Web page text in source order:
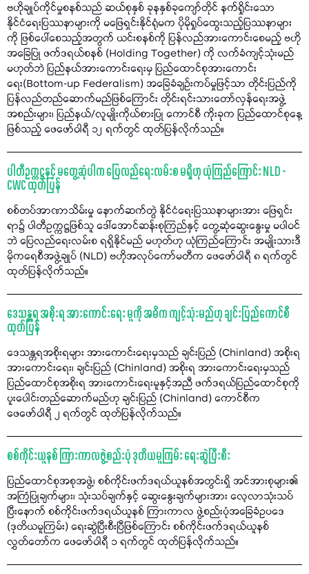
ဗဟိုချုပ်ကိုင်မှုစနစ်သည် ဆယ်စုနှစ် ခုနနှစ်ခုကျော်တိုင် နက်ရှိုင်းသော
နိုင်ငံရေးပြဿနာများကို မဖြေရှင်းနိုင်ရုံမက ပိုမိုရှုပ်ထွေးသည့်ပြဿနာများ
ကို ဖြစ်ပေါ်စေသည့်အတွက် ယင်းစနစ်ကို ပြန်လည်အားကောင်းစေမည့် ဗဟို
အခြေပြု ဖက်ဒရယ်စနစ် (Holding Together) ကို လက်ခံကျင့်သုံးမည်
မဟုတ်ဘဲ ပြည်နယ်အားကောင်းရေးမှ ပြည်ထောင်စုအားကောင်း
ရေး(Bottom-up Federalism) အခြေခံချဉ်းကပ်မှုဖြင့်သာ တိုင်းပြည်ကို
ပြန်လည်တည်ဆောက်မည်ဖြစ်ကြောင်း တိုင်းရင်းသားတော်လှန်ရေးအဖွဲ့
အစည်းများ၊ ပြည်နယ်/လူမျိုးကိုယ်စားပြု ကောင်စီ ကိုးခုက ပြည်ထောင်စုနေ့
ဖြစ်သည့် ဖေဖော်ဝါရီ ၁၂ ရက်တွင် ထုတ်ပြန်လိုက်သည်။
ပါတီဥက္ကဋ္ဌနှင့် မတွေ့ဆုံပါက ပြေလည်ရေးလမ်းစ မရှိဟု ယုံကြည်ကြောင်း NLD -
CWC ထုတ်ပြန်
စစ်တပ်အာဏာသိမ်းမှု နောက်ဆက်တွဲ နိုင်ငံရေးပြဿနာများအား ဖြေရှင်း
ရာ၌ ပါတီဥက္ကဋ္ဌဖြစ်သူ ဒေါ်အောင်ဆန်းစုကြည်နှင့် တွေ့ဆုံဆွေးနွေးမှု မပါဝင်
ဘဲ ပြေလည်ရေးလမ်းစ ရရှိနိုင်မည် မဟုတ်ဟု ယုံကြည်ကြောင်း အမျိုးသားဒီ
မိုကရေစီအဖွဲ့ချုပ် (NLD) ဗဟိုအလုပ်ကော်မတီက ဖေဖော်ဝါရီ ၈ ရက်တွင်
ထုတ်ပြန်လိုက်သည်။
ဒေသန္တရ အစိုးရ အားကောင်းရေး မူကို အဓိက ကျင့်သုံးမည်ဟု ချင်းပြည်ကောင်စီ
ထုတ်ပြန်
ဒေသန္တရအစိုးရများ အားကောင်းရေးမှသည် ချင်းပြည် (Chinland) အစိုးရ
အားကောင်းရေး၊ ချင်းပြည် (Chinland) အစိုးရ အားကောင်းရေးမှသည်
ပြည်ထောင်စုအစိုးရ အားကောင်းရေးမူနှင့်အညီ ဖက်ဒရယ်ပြည်ထောင်စုကို
ပူးပေါင်းတည်ဆောက်မည်ဟု ချင်းပြည် (Chinland) ကောင်စီက
ဖေဖော်ဝါရီ ၂ ရက်တွင် ထုတ်ပြန်လိုက်သည်။
စစ်ကိုင်းယူနစ် ကြားကာလဖွဲ့စည်းပုံ ဒုတိယမူကြမ်း ရေးဆွဲပြီးစီး
ပြည်ထောင်စုအစုအဖွဲ့၊ စစ်ကိုင်းဖက်ဒရယ်ယူနစ်အတွင်းရှိ အင်အားစုများ၏
အကြံပြုချက်များ၊ သုံးသပ်ချက်နှင့် ဆွေးနွေးချက်များအား လေ့လာသုံးသပ်
ပြီးနောက် စစ်ကိုင်းဖက်ဒရယ်ယူနစ် ကြားကာလ ဖွဲ့စည်းပုံအခြေခံဥပဒေ
(ဒုတိယမူကြမ်း) ရေးဆွဲပြီးစီးပြီဖြစ်ကြောင်း စစ်ကိုင်းဖက်ဒရယ်ယူနစ်
လွှတ်တော်က ဖေဖော်ဝါရီ ၁ ရက်တွင် ထုတ်ပြန်လိုက်သည်။